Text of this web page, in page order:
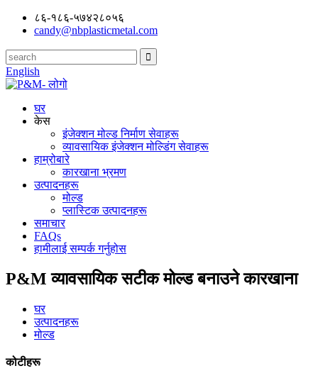
८६-१८६-५७४२८०५६
candy@nbplasticmetal.com
English
घर
केस
इंजेक्शन मोल्ड निर्माण सेवाहरू
व्यावसायिक इंजेक्शन मोल्डिंग सेवाहरू
हाम्रोबारे
कारखाना भ्रमण
उत्पादनहरू
मोल्ड
प्लास्टिक उत्पादनहरू
समाचार
FAQs
हामीलाई सम्पर्क गर्नुहोस
P&M व्यावसायिक सटीक मोल्ड बनाउने कारखाना
घर
उत्पादनहरू
मोल्ड
कोटीहरू